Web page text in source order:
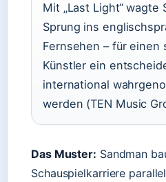
Mit „Last Light“ wagte
Sprung ins
Fernsehen – für einen
Künstler ein
international
werden (TEN Music
Das Muster: Sandman
Schauspielkarriere